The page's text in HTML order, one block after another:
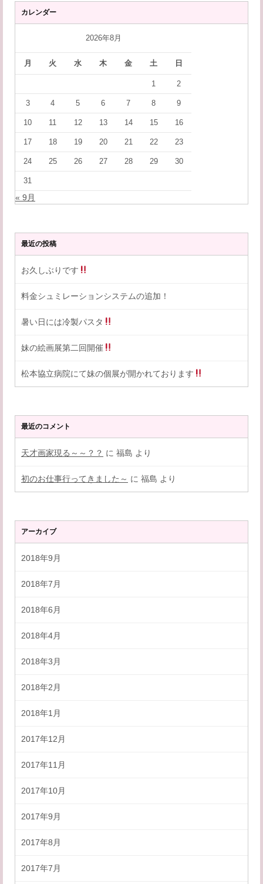
カレンダー
2026年8月
月 火 水 木 金 土 日
1 2
3 4 5 6 7 8 9
10 11 12 13 14 15 16
17 18 19 20 21 22 23
24 25 26 27 28 29 30
31
« 9月
最近の投稿
お久しぶりです
料金シュミレーションシステムの追加！
暑い日には冷製パスタ
妹の絵画展第二回開催
松本協立病院にて妹の個展が開かれております
最近のコメント
天才画家現る～～？？ に 福島 より
初のお仕事行ってきました～ に 福島 より
アーカイブ
2018年9月
2018年7月
2018年6月
2018年4月
2018年3月
2018年2月
2018年1月
2017年12月
2017年11月
2017年10月
2017年9月
2017年8月
2017年7月